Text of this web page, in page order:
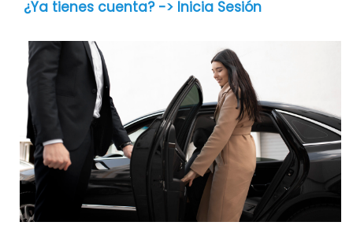
¿Ya tienes cuenta? -> Inicia Sesión